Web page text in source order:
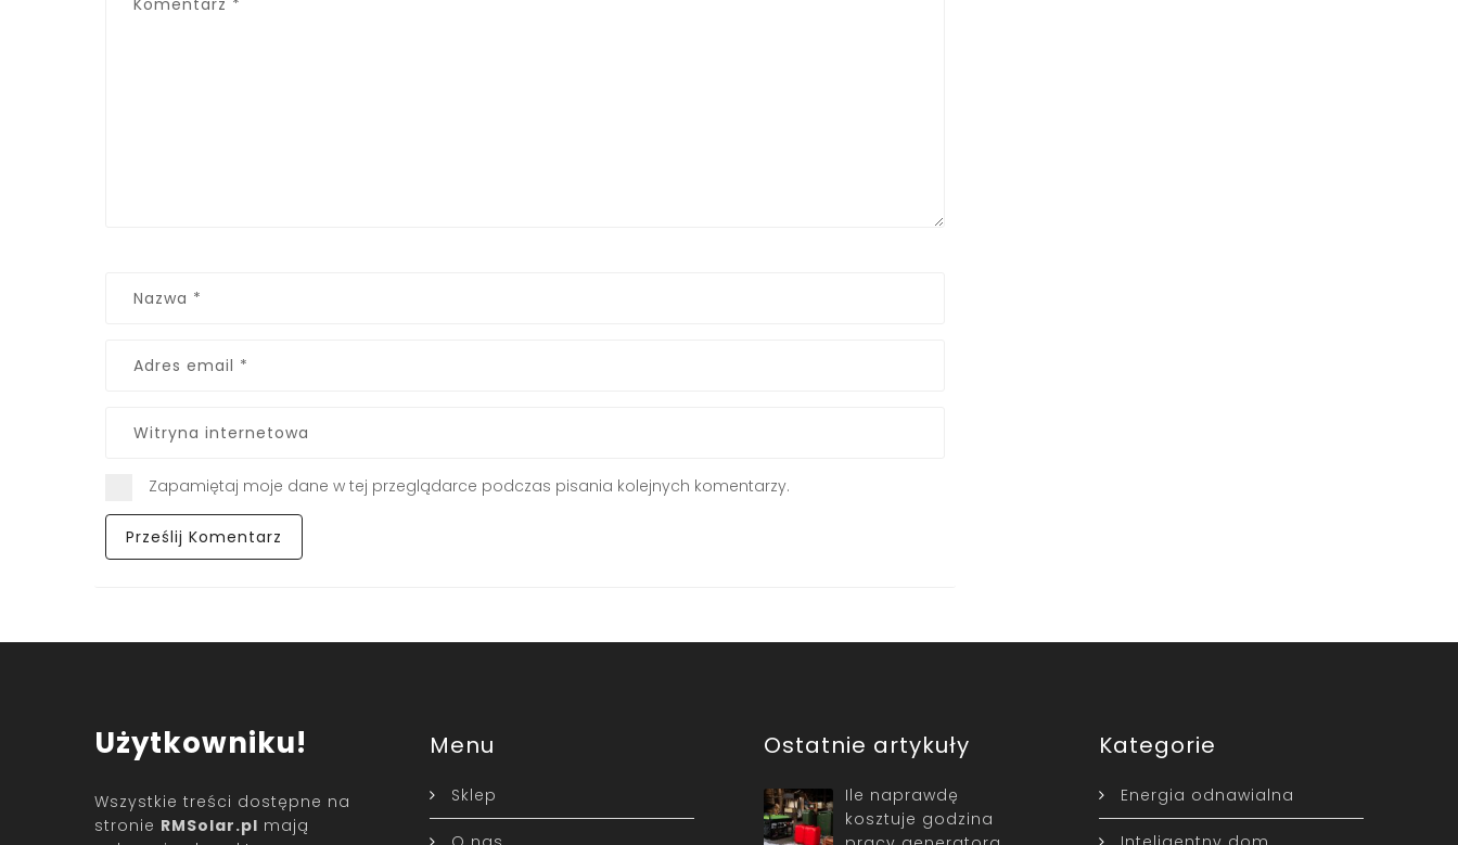
Zapamiętaj moje dane w tej przeglądarce podczas pisania kolejnych komentarzy.
Użytkowniku!
Wszystkie treści dostępne na
stronie RMSolar.pl mają
Menu
Sklep
Ostatnie artykuły
Ile naprawdę
kosztuje godzina
Kategorie
Energia odnawialna